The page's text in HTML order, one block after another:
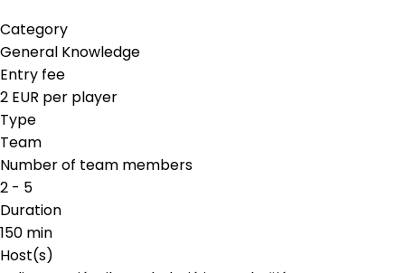
Category
General Knowledge
Entry fee
2 EUR per player
Type
Team
Number of team members
2 - 5
Duration
150 min
Host(s)